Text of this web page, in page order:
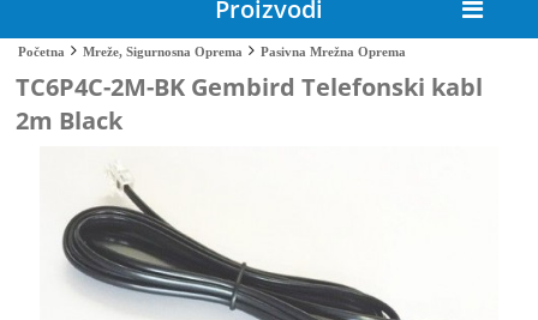
Proizvodi
Početna Mreže, Sigurnosna Oprema Pasivna Mrežna Oprema
TC6P4C-2M-BK Gembird Telefonski kabl
2m Black